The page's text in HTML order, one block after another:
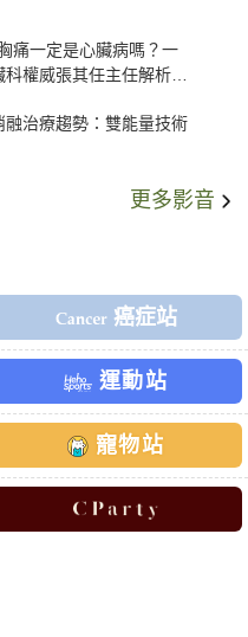
痛一定是心臟病嗎？一
權威張其任主任解析支
治療趨勢：雙能量技術
更多影音
癌症站
運動站
寵物站